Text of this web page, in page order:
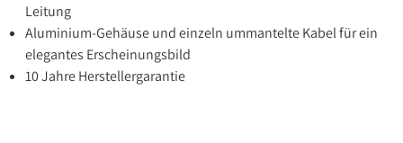
Leitung
Aluminium-Gehäuse und einzeln ummantelte Kabel für ein
elegantes Erscheinungsbild
10 Jahre Herstellergarantie